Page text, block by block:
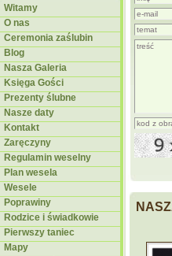
Witamy
O nas
Ceremonia zaślubin
Blog
Nasza Galeria
Księga Gości
Prezenty ślubne
Nasze daty
Kontakt
Zaręczyny
Regulamin weselny
Plan wesela
Wesele
Poprawiny
Rodzice i świadkowie
Pierwszy taniec
Mapy